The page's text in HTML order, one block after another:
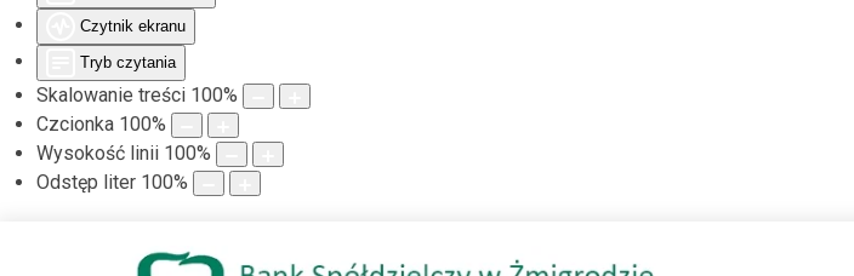
Czytnik ekranu
Tryb czytania
Skalowanie treści 100%
Czcionka 100%
Wysokość linii 100%
Odstęp liter 100%